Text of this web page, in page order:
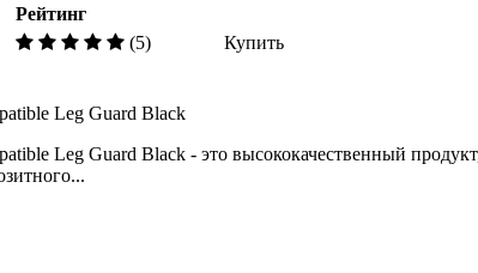
Рейтинг
(5)
Купить
Leg Guard Black
Leg Guard Black - это высококачественный